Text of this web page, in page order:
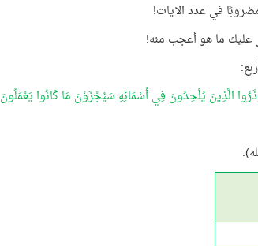
في عدد الآيات!
ما هو أعجب منه!
الَّذِينَ يُلْحِدُونَ فِي أَسْمَائِهِ سَيُجْزَوْنَ مَا كَانُوا يَعْمَلُونَ